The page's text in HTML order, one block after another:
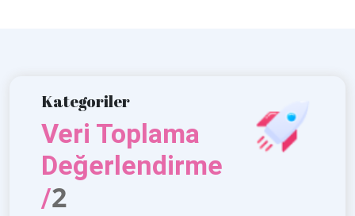
Kategoriler
Veri Toplama
Değerlendirme
/2